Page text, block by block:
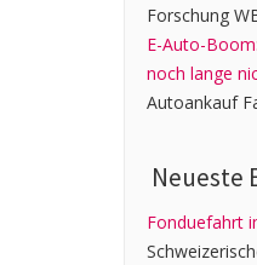
Forschung
E-Auto-
noch lange
Autoankauf
Neueste
Fonduefahrt